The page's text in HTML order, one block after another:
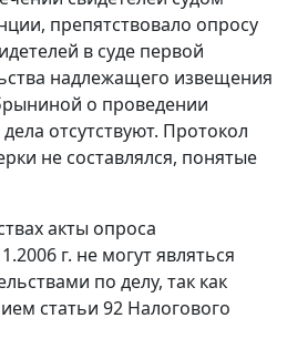
препятствовало опросу
в суде первой
надлежащего извещения
о проведении
отсутствуют. Протокол
не составлялся, понятые
акты опроса
г. не могут являться
по делу, так как
статьи 92 Налогового